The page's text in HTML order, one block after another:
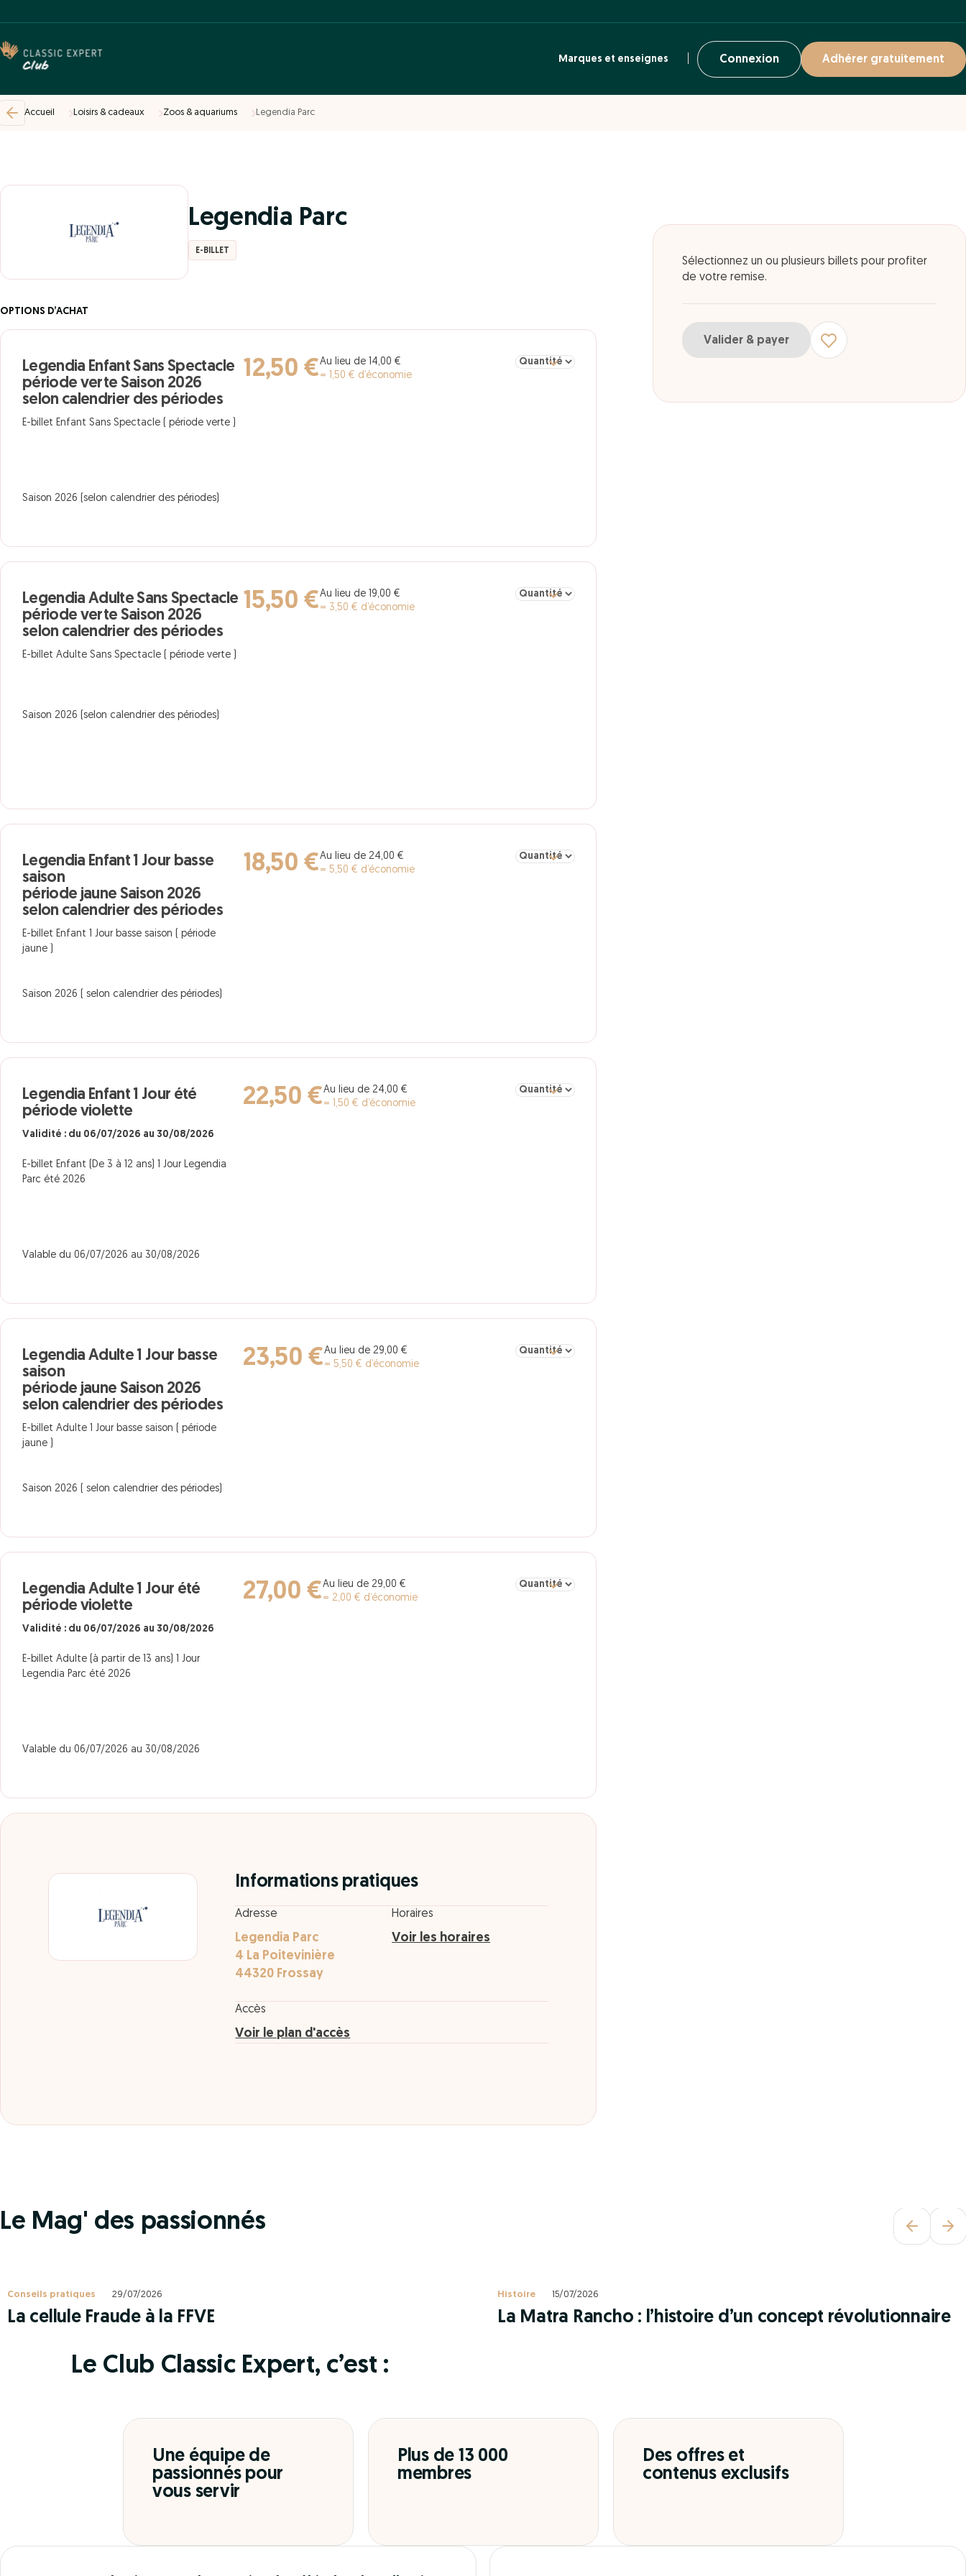
Marques et enseignes Connexion Adhérer gratuitement
Accueil Loisirs & cadeaux Zoos & aquariums Legendia Parc
Legendia Parc
E-BILLET
OPTIONS D’ACHAT
Legendia Enfant Sans Spectacle
période verte Saison 2026
selon calendrier des périodes
E-billet Enfant Sans Spectacle ( période verte )
Saison 2026 (selon calendrier des périodes)
12,50 €Au lieu de 14,00 €
= 1,50 € d’économie
Sélectionner la quantité pour Legendia Enfant Sans Spectacle période verte Saison 2026 selon
Legendia Adulte Sans Spectacle
période verte Saison 2026
selon calendrier des périodes
E-billet Adulte Sans Spectacle ( période verte )
Saison 2026 (selon calendrier des périodes)
15,50 €Au lieu de 19,00 €
= 3,50 € d’économie
Sélectionner la quantité pour Legendia Adulte Sans Spectacle période verte Saison 2026 selon
Legendia Enfant 1 Jour basse
saison
période jaune Saison 2026
selon calendrier des périodes
E-billet Enfant 1 Jour basse saison ( période
jaune )
Saison 2026 ( selon calendrier des périodes)
18,50 €Au lieu de 24,00 €
= 5,50 € d’économie
Sélectionner la quantité pour Legendia Enfant 1 Jour basse saison période jaune Saison 2026
Legendia Enfant 1 Jour été
période violette
Validité : du 06/07/2026 au 30/08/2026
E-billet Enfant (De 3 à 12 ans) 1 Jour Legendia
Parc été 2026
Valable du 06/07/2026 au 30/08/2026
22,50 €Au lieu de 24,00 €
= 1,50 € d’économie
Sélectionner la quantité pour Legendia Enfant 1 Jour été période violette
Legendia Adulte 1 Jour basse
saison
période jaune Saison 2026
selon calendrier des périodes
E-billet Adulte 1 Jour basse saison ( période
jaune )
Saison 2026 ( selon calendrier des périodes)
23,50 €Au lieu de 29,00 €
= 5,50 € d’économie
Sélectionner la quantité pour Legendia Adulte 1 Jour basse saison période jaune Saison 2026
Legendia Adulte 1 Jour été
période violette
Validité : du 06/07/2026 au 30/08/2026
E-billet Adulte (à partir de 13 ans) 1 Jour
Legendia Parc été 2026
Valable du 06/07/2026 au 30/08/2026
27,00 €Au lieu de 29,00 €
= 2,00 € d’économie
Sélectionner la quantité pour Legendia Adulte 1 Jour été période violette
Informations pratiques
Adresse
Legendia Parc
4 La Poitevinière
44320 Frossay
Horaires
Voir les horaires
Accès
Voir le plan d'accès
Sélectionnez un ou plusieurs billets pour profiter
de votre remise.
Valider & payer
Le Mag' des passionnés
Conseils pratiques 29/07/2026
La cellule Fraude à la FFVE
Histoire 15/07/2026
La Matra Rancho : l’histoire d’un concept révolutionnaire
Le Club Classic Expert, c’est :
Une équipe de
passionnés pour
vous servir
Plus de 13 000
membres
Des offres et
contenus exclusifs